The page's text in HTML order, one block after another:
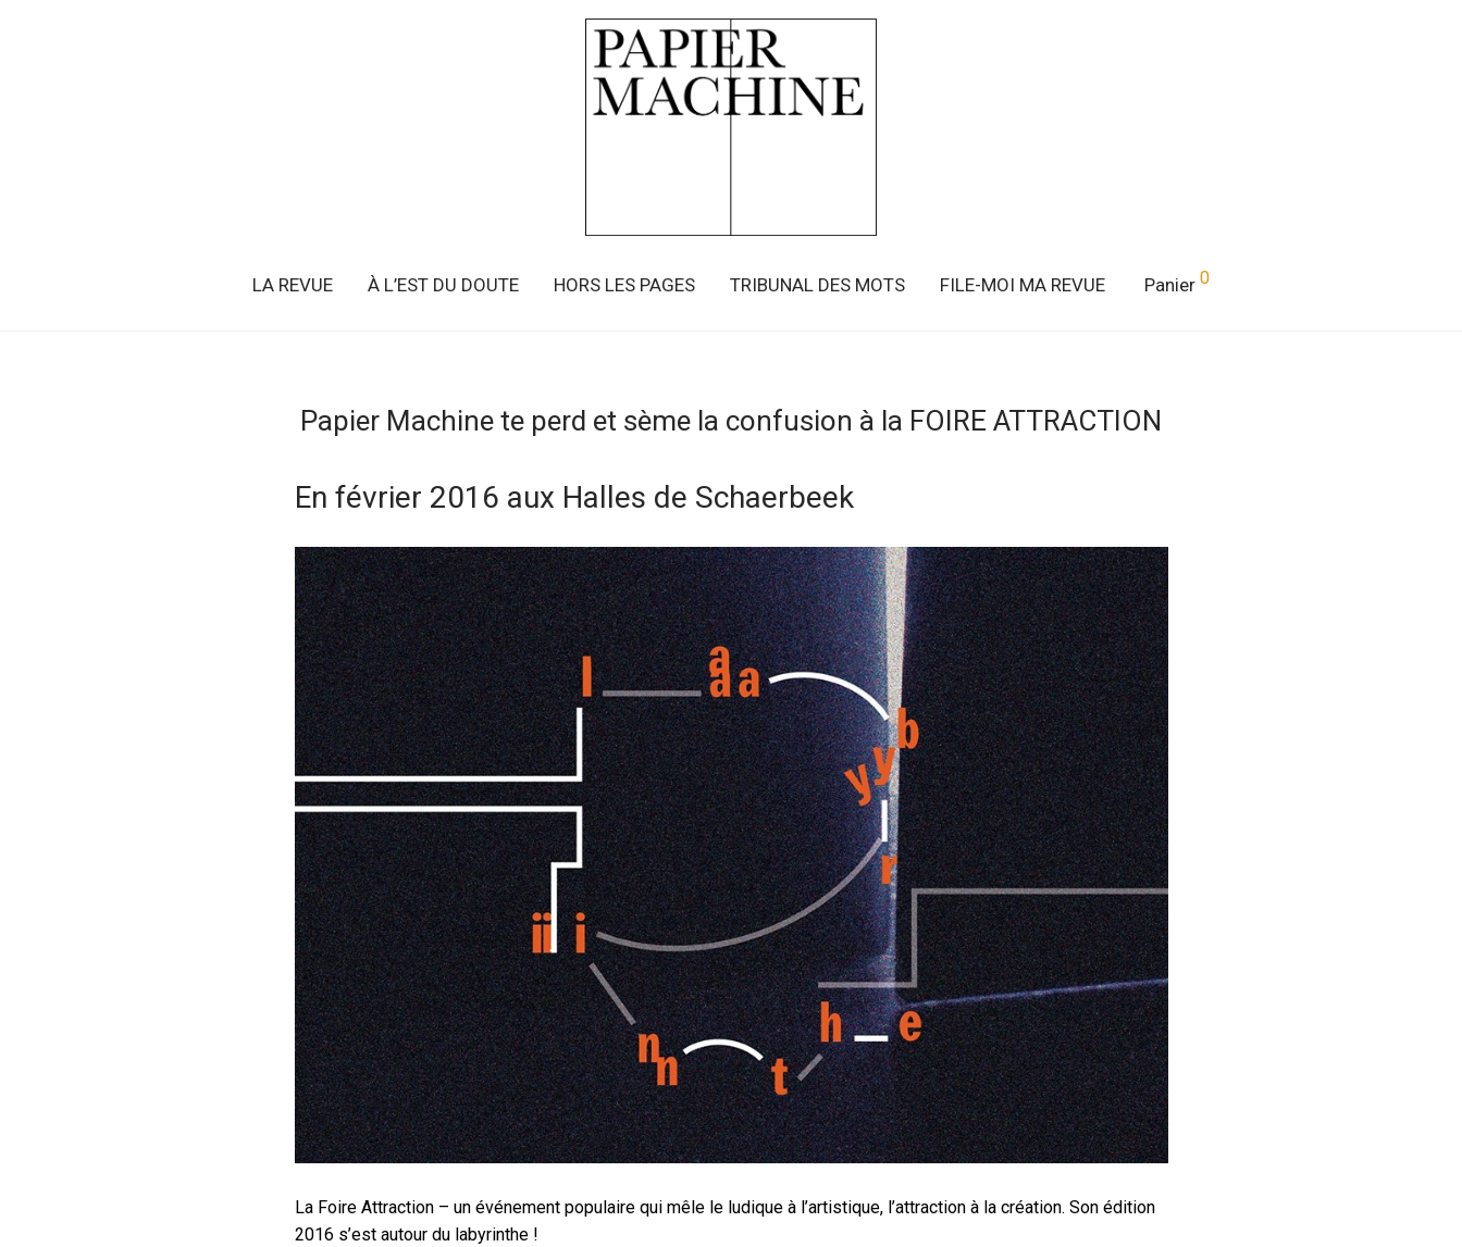
LA REVUE À L’EST DU DOUTE HORS LES PAGES TRIBUNAL DES MOTS FILE-MOI MA REVUE Panier 0
Papier Machine te perd et sème la confusion à la FOIRE ATTRACTION
En février 2016 aux Halles de Schaerbeek
La Foire Attraction – un événement populaire qui mêle le ludique à l’artistique, l’attraction à la création. Son édition
2016 s’est autour du labyrinthe !